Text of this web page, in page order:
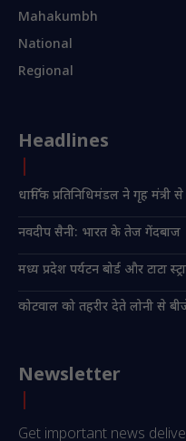
Mahakumbh
National
Regional
Headlines
धार्मिक प्रतिनिधिमंडल ने गृह
नवदीप सैनी: भारत के तेज गेंदबाज
मध्य प्रदेश पर्यटन बोर्ड और टाटा
कोटवाल को तहरीर देते लोनी से
Newsletter
Get important news